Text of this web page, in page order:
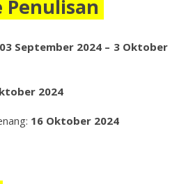
Penulisan
03 September 2024 – 3 Oktober
2024
16 Oktober 2024